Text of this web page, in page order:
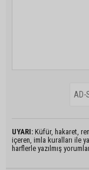
UYARI: Küfür, hakaret,
içeren, imla kuralları ile
harflerle yazılmış